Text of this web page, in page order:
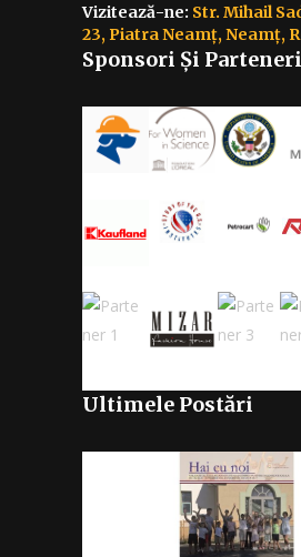
Vizitează-ne: Str. Mihail
23, Piatra Neamț, Neamț,
Sponsori Și
Ultimele Postări